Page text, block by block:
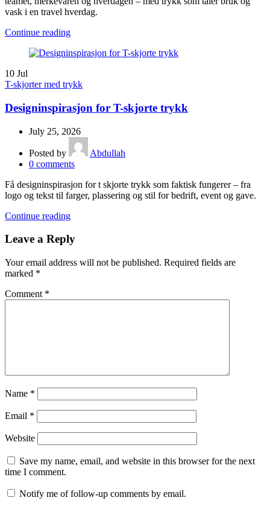
vask i en travel hverdag.
Continue reading
10 Jul
T-skjorter med trykk
Designinspirasjon for T-skjorte trykk
July 25, 2026
Posted by
Abdullah
0 comments
Få designinspirasjon for t skjorte trykk som faktisk fungerer – fra
logo og tekst til farger, plassering og stil for bedrift, event og gave.
Continue reading
Leave a Reply
Your email address will not be published. Required fields are
marked *
Comment *
Name *
Email *
Website
Save my name, email, and website in this browser for the next
time I comment.
Notify me of follow-up comments by email.